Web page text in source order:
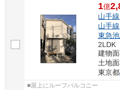
1億
山手線
山手線
東急
2LDK
建物
土地
東京都
■屋上にルーフバルコニー